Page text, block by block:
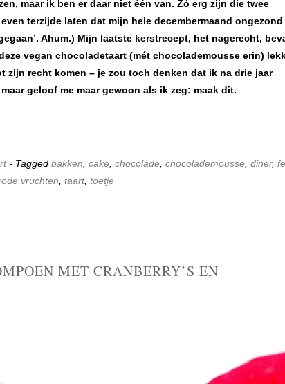
maar ik ben er daar niet één van. Zó erg zijn die twee
terzijde laten dat mijn hele decembermaand ongezond
Ahum.) Mijn laatste kerstrecept, het nagerecht,
vegan chocoladetaart (mét chocolademousse erin)
zijn recht komen – je zou toch denken dat ik na drie jaar
geloof me maar gewoon als ik zeg: maak dit.
- Tagged bakken, cake, chocolade, chocolademousse, diner,
vruchten, taart, toetje
MET CRANBERRY’S EN